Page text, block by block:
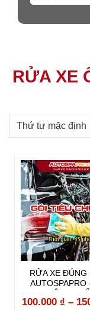
RỬA XE
RỬA XE ĐÚNG
AUTOSPAPRO
100.000 ₫ –